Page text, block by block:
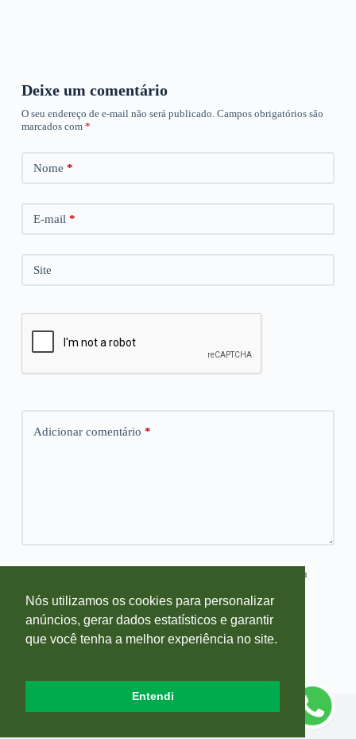
Deixe um comentário
O seu endereço de e-mail não será publicado. Campos obrigatórios são
marcados com *
Nome *
E-mail *
Site
Adicionar comentário *
Salvar meus dados neste navegador para a próxima vez que eu
Publicar comentário
Copyright © 2026 Blog Farmácia Sempre Viva - Desenvolvido por
Nós utilizamos os cookies para personalizar
anúncios, gerar dados estatísticos e garantir
que você tenha a melhor experiência no site.
Entendi